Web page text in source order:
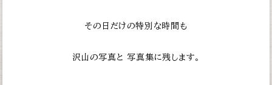
その日だけの特別な時間も
沢山の写真と 写真集に残します。